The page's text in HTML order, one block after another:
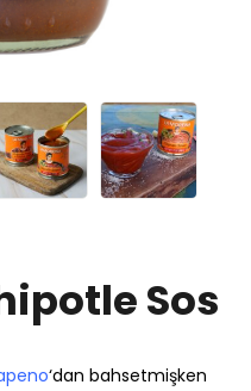
Sos
‘dan bahsetmişken